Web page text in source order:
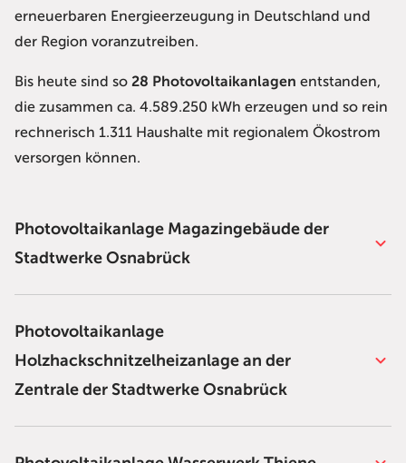
erneuerbaren Energieerzeugung in Deutschland und
der Region voranzutreiben.
Bis heute sind so 28 Photovoltaikanlagen entstanden,
die zusammen ca. 4.589.250 kWh erzeugen und so rein
rechnerisch 1.311 Haushalte mit regionalem Ökostrom
versorgen können.
Photovoltaikanlage Magazingebäude der
Stadtwerke Osnabrück
Photovoltaikanlage
Holzhackschnitzelheizanlage an der
Zentrale der Stadtwerke Osnabrück